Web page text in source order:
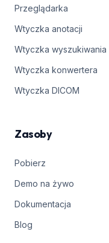
Przeglądarka
Wtyczka anotacji
Wtyczka wyszukiwania
Wtyczka konwertera
Wtyczka DICOM
Zasoby
Pobierz
Demo na żywo
Dokumentacja
Blog